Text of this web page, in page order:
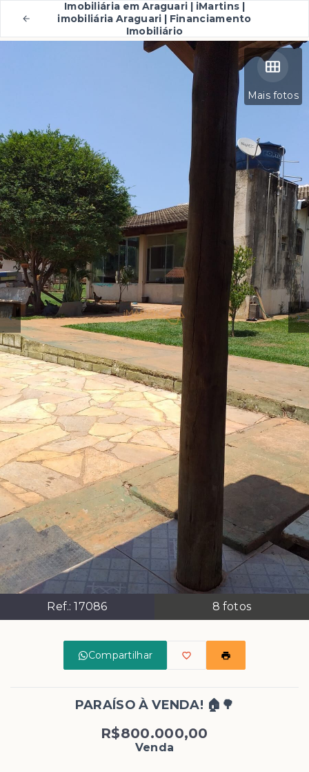
Imobiliária em Araguari | iMartins |
imobiliária Araguari | Financiamento
Imobiliário
Mais fotos
Ref.:17086 8 fotos
Compartilhar
PARAÍSO À VENDA! 🏠🌳
R$800.000,00
Venda